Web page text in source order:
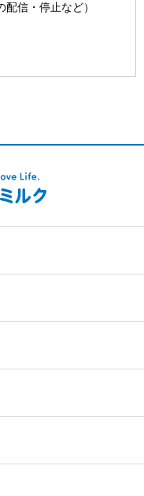
べて満たされたときに
を行ったとき
認したとき
、保護者の監督のもと
する方法により、速
、または担保に提供
信・停止など）